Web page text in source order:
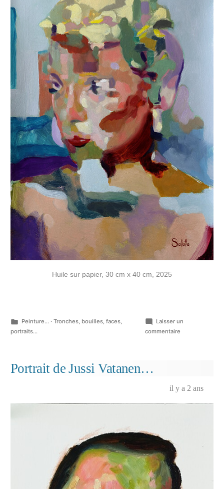
Huile sur papier, 30 cm x 40 cm, 2025
Publié
dans
Peinture...· Tronches, bouilles, faces,
portraits...
Laisser un
commentaire
Portrait de Jussi Vatanen…
il y a 2 ans